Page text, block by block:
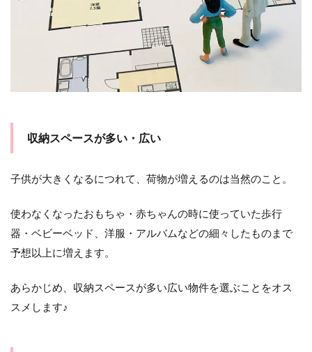
収納スペースが多い・広い
子供が大きくなるにつれて、荷物が増えるのは当然のこと。
使わなくなったおもちゃ・赤ちゃんの時に使っていた歩行
器・ベビーベッド、洋服・アルバムなどの細々したものまで
予想以上に増えます。
あらかじめ、収納スペースが多い広い物件を選ぶことをオス
スメします♪